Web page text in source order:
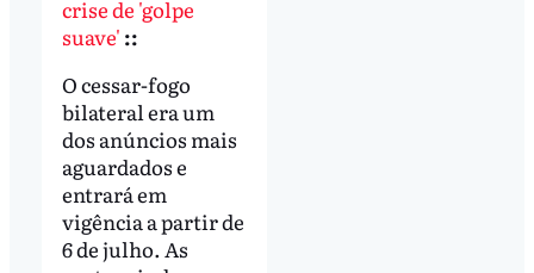
crise de 'golpe
suave' ::
O cessar-fogo
bilateral era um
dos anúncios mais
aguardados e
entrará em
vigência a partir de
6 de julho. As